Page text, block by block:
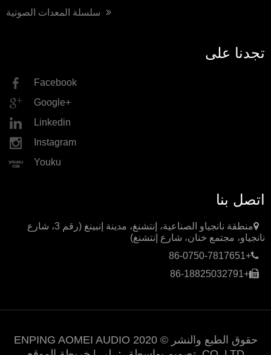
تجدنا على
Facebook
Google+
Linkedin
Instagram
Youku
اتصل بنا
منطقة نانجياو الصناعية، إنتشنغ، مدينة إنبينغ (رقم 3، شارع
نانجياو، مجتمع خنان، شارع إنتشنغ)
+86-0750-7817651
+86-18825032791
حقوق الطبع والنشر © 2020 ENPING AOMEI AUDIO